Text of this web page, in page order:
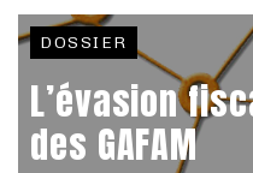
DOSSIER
L’évasion
des GAFAM